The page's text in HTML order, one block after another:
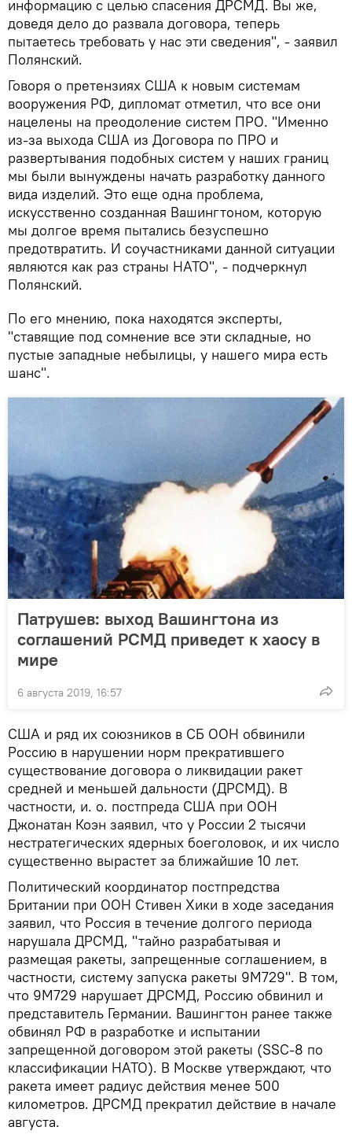
информацию с целью спасения ДРСМД. Вы же,
доведя дело до развала договора, теперь
пытаетесь требовать у нас эти сведения", - заявил
Полянский.
Говоря о претензиях США к новым системам
вооружения РФ, дипломат отметил, что все они
нацелены на преодоление систем ПРО. "Именно
из-за выхода США из Договора по ПРО и
развертывания подобных систем у наших границ
мы были вынуждены начать разработку данного
вида изделий. Это еще одна проблема,
искусственно созданная Вашингтоном, которую
мы долгое время пытались безуспешно
предотвратить. И соучастниками данной ситуации
являются как раз страны НАТО", - подчеркнул
Полянский.
По его мнению, пока находятся эксперты,
"ставящие под сомнение все эти складные, но
пустые западные небылицы, у нашего мира есть
шанс".
Патрушев: выход Вашингтона из
соглашений РСМД приведет к хаосу в
мире
6 августа 2019, 16:57
США и ряд их союзников в СБ ООН обвинили
Россию в нарушении норм прекратившего
существование договора о ликвидации ракет
средней и меньшей дальности (ДРСМД). В
частности, и. о. постпреда США при ООН
Джонатан Коэн заявил, что у России 2 тысячи
нестратегических ядерных боеголовок, и их число
существенно вырастет за ближайшие 10 лет.
Политический координатор постпредства
Британии при ООН Стивен Хики в ходе заседания
заявил, что Россия в течение долгого периода
нарушала ДРСМД, "тайно разрабатывая и
размещая ракеты, запрещенные соглашением, в
частности, систему запуска ракеты 9М729". В том,
что 9М729 нарушает ДРСМД, Россию обвинил и
представитель Германии. Вашингтон ранее также
обвинял РФ в разработке и испытании
запрещенной договором этой ракеты (SSC-8 по
классификации НАТО). В Москве утверждают, что
ракета имеет радиус действия менее 500
километров. ДРСМД прекратил действие в начале
августа.